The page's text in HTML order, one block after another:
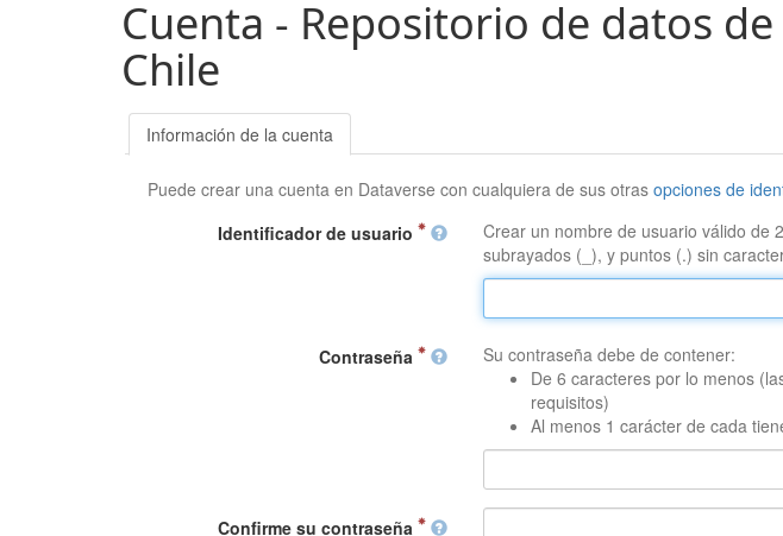
Cuenta - Repositorio de datos
Chile
Información de la cuenta
Puede crear una cuenta en Dataverse con cualquiera de sus otrasopciones de
Identificador de usuario
Crear un nombre de usuario válido de
subrayados (_), y puntos (.) sin
Contraseña
Su contraseña debe de contener:
De 6 caracteres por lo menos
requisitos)
Al menos 1 carácter de cada
Confirme su contraseña